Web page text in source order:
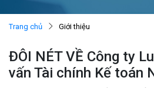
Trang chủ Giới thiệu
ĐÔI NÉT VỀ Công ty
vấn Tài chính Kế toán